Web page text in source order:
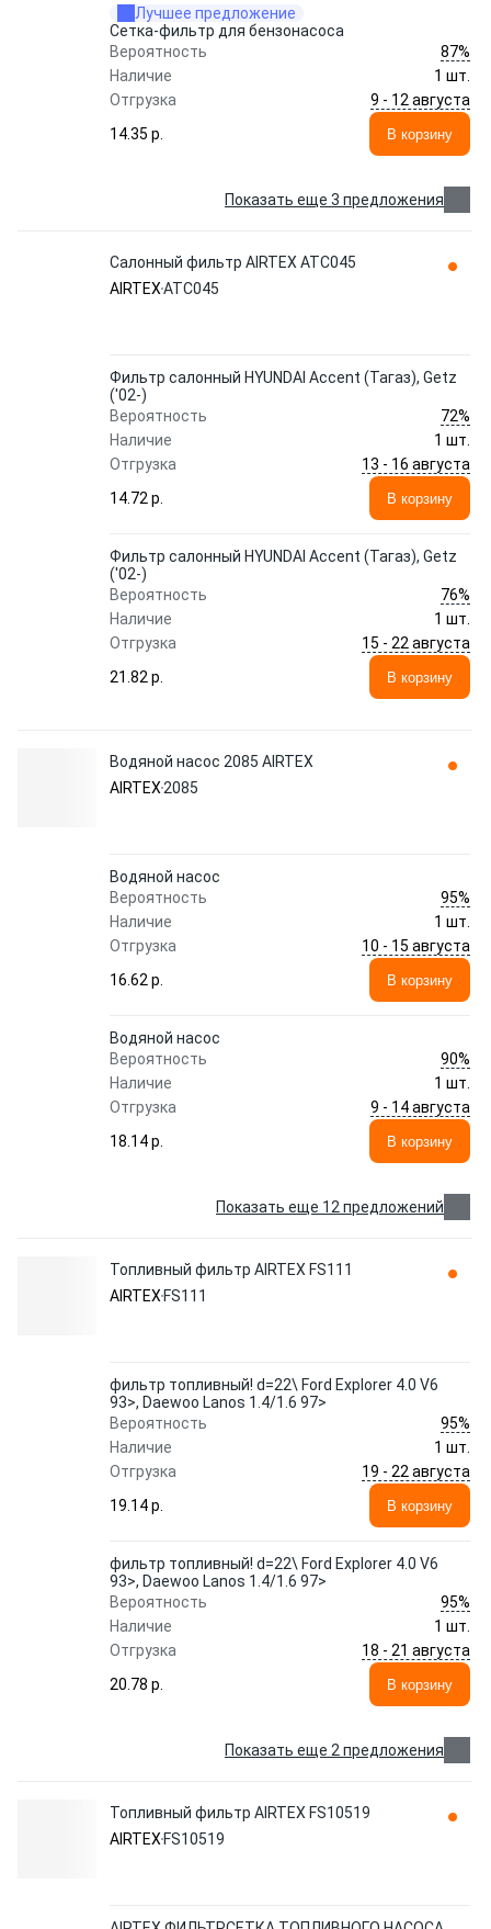
Лучшее предложение
Сетка-фильтр для бензонасоса
Вероятность
87%
Наличие
1 шт.
Отгрузка
9 - 12 августа
14.35 p.
В корзину
Показать еще 3 предложения
Салонный фильтр AIRTEX ATC045
AIRTEXATC045
Фильтр салонный HYUNDAI Accent (Тагаз), Getz
('02-)
Вероятность
72%
Наличие
1 шт.
Отгрузка
13 - 16 августа
14.72 p.
В корзину
Фильтр салонный HYUNDAI Accent (Тагаз), Getz
('02-)
Вероятность
76%
Наличие
1 шт.
Отгрузка
15 - 22 августа
21.82 p.
В корзину
Водяной насос 2085 AIRTEX
AIRTEX 2085
Водяной насос
Вероятность
95%
Наличие
1 шт.
Отгрузка
10 - 15 августа
16.62 p.
В корзину
Водяной насос
Вероятность
90%
Наличие
1 шт.
Отгрузка
9 - 14 августа
18.14 p.
В корзину
Показать еще 12 предложений
Топливный фильтр AIRTEX FS111
AIRTEX FS111
фильтр топливный! d=22\ Ford Explorer 4.0 V6
93>, Daewoo Lanos 1.4/1.6 97>
Вероятность
95%
Наличие
1 шт.
Отгрузка
19 - 22 августа
19.14 p.
В корзину
фильтр топливный! d=22\ Ford Explorer 4.0 V6
93>, Daewoo Lanos 1.4/1.6 97>
Вероятность
95%
Наличие
1 шт.
Отгрузка
18 - 21 августа
20.78 p.
В корзину
Показать еще 2 предложения
Топливный фильтр AIRTEX FS10519
AIRTEX FS10519